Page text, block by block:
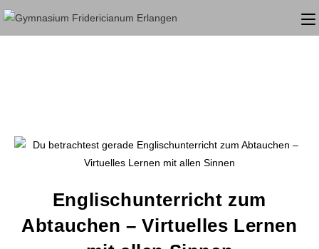
Englischunterricht zum
Abtauchen – Virtuelles Lernen